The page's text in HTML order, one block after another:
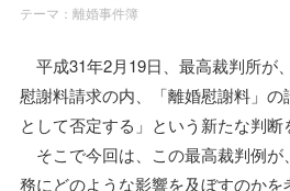
テーマ： 離婚事件簿
平成31年2月19日、最高裁判所が
慰謝料請求の内、「離婚慰謝料」
として否定する」という新たな判断
そこで今回は、この最高裁判例が
務にどのような影響を及ぼすのかを